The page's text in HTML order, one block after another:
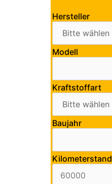
Hersteller
Modell
Kraftstoffart
Baujahr
Kilometerstand